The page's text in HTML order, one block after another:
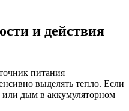
и действия
питания
выделять тепло. Если
дым в аккумуляторном